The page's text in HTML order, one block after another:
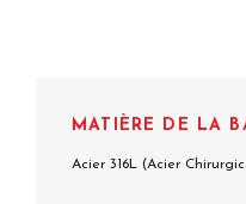
MATIÈRE DE LA
Acier 316L (Acier